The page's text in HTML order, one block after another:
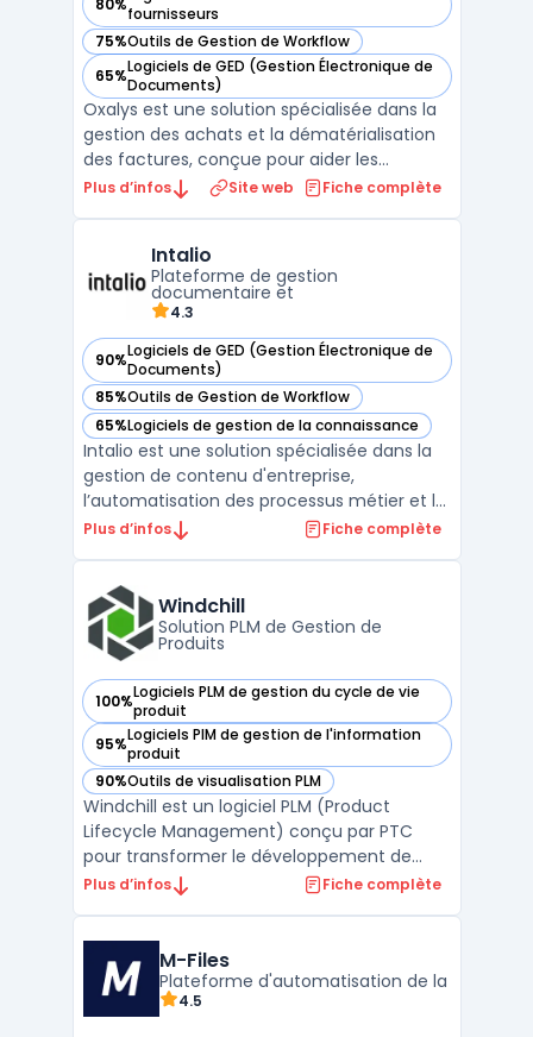
80%fournisseurs
— voir Oxalys dans cette catégorie
75%Outils de Gestion de Workflow
— voir Oxalys dans cette catégorie
65%Logiciels de GED (Gestion Électronique de
Documents)
— voir Oxalys dans cette catégorie
Oxalys est une solution spécialisée dans la
gestion des achats et la dématérialisation
des factures, conçue pour aider les
entreprises à optimiser leurs processus
outils performants pour automatiser et
centraliser les ach ...
Plus d’infos Site web Fiche complète
Intalio
Plateforme de gestion
documentaire et
4.3
90%Logiciels de GED (Gestion Électronique de
Documents)
— voir Intalio dans cette catégorie
85%Outils de Gestion de Workflow
— voir Intalio dans cette catégorie
65%Logiciels de gestion de la connaissance
— voir Intalio dans cette catégorie
Intalio est une solution spécialisée dans la
gestion de contenu d'entreprise,
l’automatisation des processus métier et la
gouvernance des données. Conçue pour
offre une suite complète de fonctionnalités
permettant de str ...
Plus d’infos Fiche complète
Windchill
Solution PLM de Gestion de
Produits
100%Logiciels PLM de gestion du cycle de vie
produit
— voir Windchill dans cette catégorie
95%Logiciels PIM de gestion de l'information
produit
— voir Windchill dans cette catégorie
90%Outils de visualisation PLM
— voir Windchill dans cette catégorie
Windchill est un logiciel PLM (Product
Lifecycle Management) conçu par PTC
pour transformer le développement de
produits. Il permet une collaboration
à Windchill, les utilisateurs peuvent
identifier rapidement la ...
Plus d’infos Fiche complète
M-Files
Plateforme d'automatisation de la
4.5